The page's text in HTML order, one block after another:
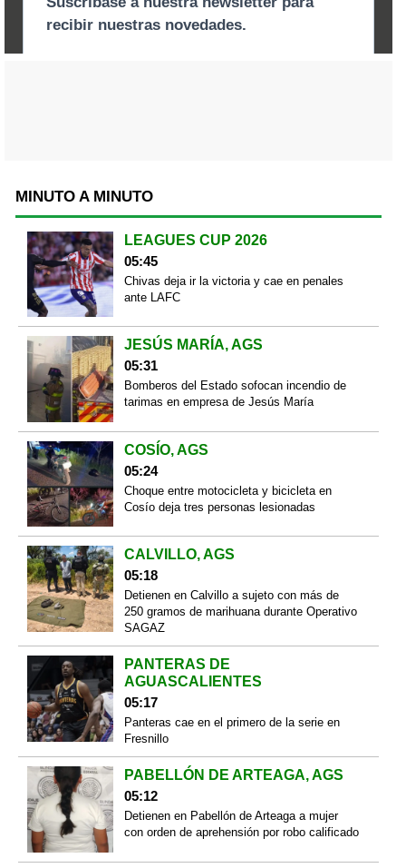
MINUTO A MINUTO
LEAGUES CUP 2026
05:45
Chivas deja ir la victoria y cae en penales
ante LAFC
JESÚS MARÍA, AGS
05:31
Bomberos del Estado sofocan incendio de
tarimas en empresa de Jesús María
COSÍO, AGS
05:24
Choque entre motocicleta y bicicleta en
Cosío deja tres personas lesionadas
CALVILLO, AGS
05:18
Detienen en Calvillo a sujeto con más de
250 gramos de marihuana durante Operativo
SAGAZ
PANTERAS DE
AGUASCALIENTES
05:17
Panteras cae en el primero de la serie en
Fresnillo
PABELLÓN DE ARTEAGA, AGS
05:12
Detienen en Pabellón de Arteaga a mujer
con orden de aprehensión por robo calificado